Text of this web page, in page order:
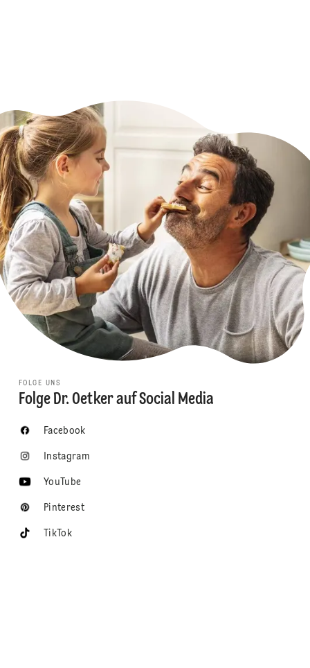
FOLGE UNS
Folge Dr. Oetker auf Social Media
Facebook
Instagram
YouTube
Pinterest
TikTok